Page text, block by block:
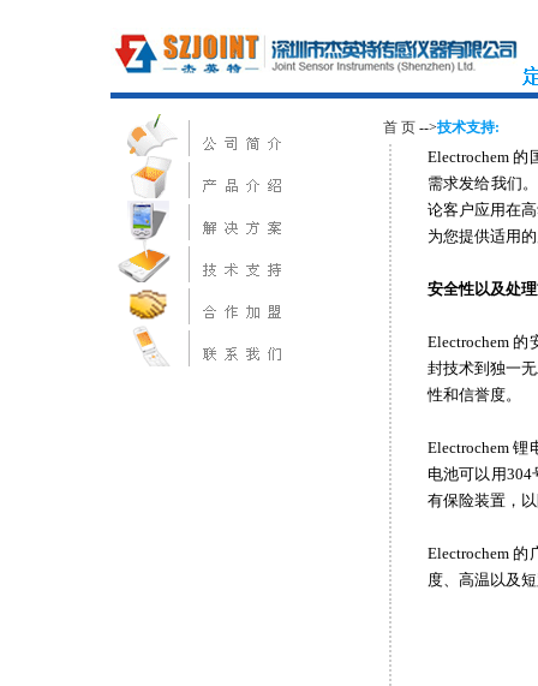
首 页 -->技术支持:
Electrochem
需求发给我们
论客户应用在
为您提供适用
安全性以及处
Electrochem
封技术到独一
性和信誉度。
Electrochem
电池可以用304
有保险装置，
Electrochem
度、高温以及